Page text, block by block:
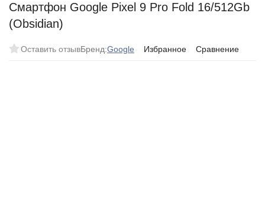
Смартфон Google Pixel 9 Pro Fold 16/512Gb
(Obsidian)
Оставить отзывБренд:Google Избранное Сравнение